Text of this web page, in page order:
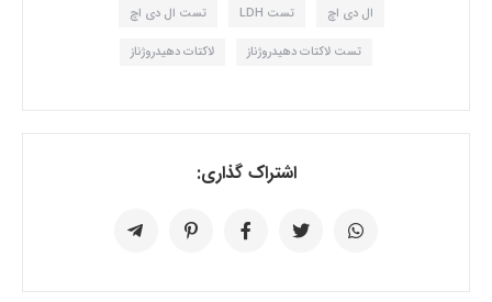
ال دی اچ تست LDH تست ال دی اچ
تست لاکتات دهیدروژناز لاکتات دهیدروژناز
اشتراک گذاری: